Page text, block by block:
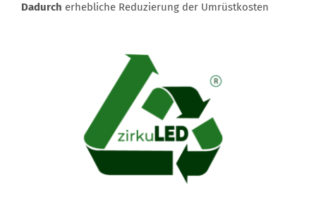
Dadurch erhebliche Reduzierung der Umrüstkosten